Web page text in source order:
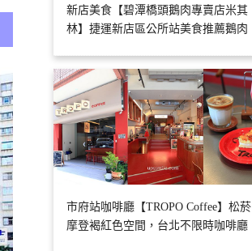
新店美食【碧潭橋頭鵝肉專賣店米其
林】捷運新店區公所站美食推薦鵝肉
市府站咖啡廳【TROPO Coffee】松菸
摩登褐紅色空間，台北不限時咖啡廳